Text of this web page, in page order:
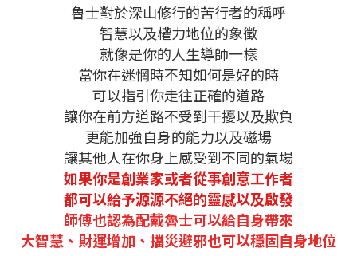
魯士對於深山修行的苦行者的稱呼
智慧以及權力地位的象徵
就像是你的人生導師一樣
當你在迷惘時不知如何是好的時
可以指引你走往正確的道路
讓你在前方道路不受到干擾以及欺負
更能加強自身的能力以及磁場
讓其他人在你身上感受到不同的氣場
如果你是創業家或者從事創意工作者
都可以給予源源不絕的靈感以及啟發
師傅也認為配戴魯士可以給自身帶來
大智慧、財運增加、擋災避邪也可以穩固自身地位